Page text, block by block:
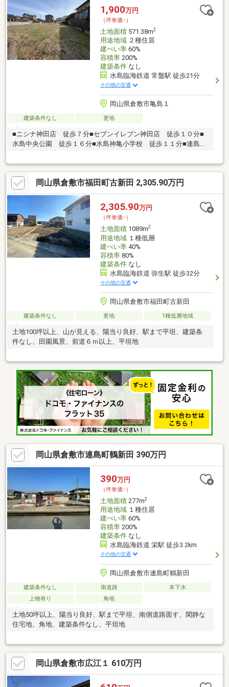
1,900万円
（坪単価:-）
土地面積571.38m2
用途地域２種住居
建ぺい率60%
容積率200%
建築条件なし
水島臨海鉄道 常盤駅 徒歩21分
その他の交通
岡山県倉敷市亀島１
建築条件なし 更地
■ニシナ神田店 徒歩７分■セブンイレブン神田店 徒歩１０分■
水島中央公園 徒歩１６分■水島神亀小学校 徒歩１１分■連島中
岡山県倉敷市福田町古新田 2,305.90万円
2,305.90万円
（坪単価:-）
土地面積1089m2
用途地域１種低層
建ぺい率40%
容積率80%
建築条件なし
水島臨海鉄道 弥生駅 徒歩32分
その他の交通
岡山県倉敷市福田町古新田
建築条件なし 更地 1種低層地域
土地100坪以上、山が見える、陽当り良好、駅まで平坦、建築条
件なし、田園風景、前道６ｍ以上、平坦地
岡山県倉敷市連島町鶴新田 390万円
390万円
（坪単価:-）
土地面積277m2
用途地域１種住居
建ぺい率60%
容積率200%
建築条件なし
水島臨海鉄道 栄駅 徒歩3.2km
その他の交通
岡山県倉敷市連島町鶴新田
建築条件なし 南道路
本下水
上物有り
角地
土地50坪以上、陽当り良好、駅まで平坦、南側道路面す、閑静な
住宅地、角地、建築条件なし、平坦地
岡山県倉敷市広江１ 610万円